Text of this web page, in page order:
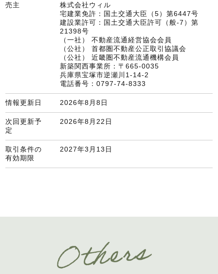
売主
株式会社ウィル
宅建業免許：国土交通大臣（5）第6447号
建設業許可：国土交通大臣許可（般-7）第
21398号
（一社） 不動産流通経営協会会員
（公社） 首都圏不動産公正取引協議会
（公社） 近畿圏不動産流通機構会員
新築関西事業所：〒665-0035
兵庫県宝塚市逆瀬川1-14-2
電話番号 ：0797-74-8333
情報更新日 2026年8月8日
次回更新予
定
2026年8月22日
取引条件の
有効期限
2027年3月13日